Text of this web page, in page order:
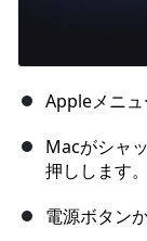
Appleメニュ
Macがシャ
押しします。
電源ボタン